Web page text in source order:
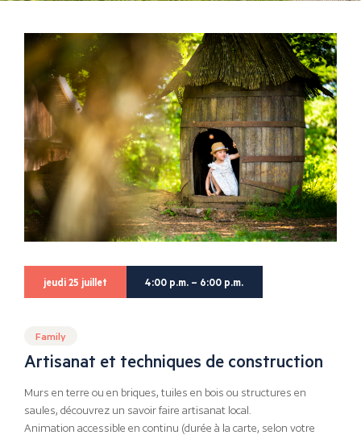
jeudi 25 juillet 4:00 p.m. – 6:00 p.m.
Family
Artisanat et techniques de construction
Murs en terre ou en briques, tuiles en bois ou structures en
saules, découvrez un savoir faire artisanat local.
Animation accessible en continu (durée à la carte, selon votre